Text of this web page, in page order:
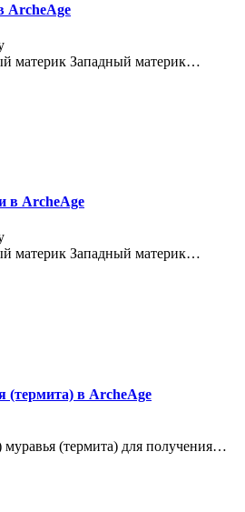
ArcheAge
материк Западный материк…
в ArcheAge
материк Западный материк…
(термита) в ArcheAge
(термита) для получения…